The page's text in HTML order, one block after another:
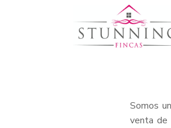
Somos
venta de